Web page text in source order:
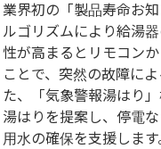
業界初の「製品寿命お
ルゴリズムにより給湯
性が高まるとリモコン
ことで、突然の故障に
た、「気象警報湯はり
湯はりを提案し、停電
用水の確保を支援します